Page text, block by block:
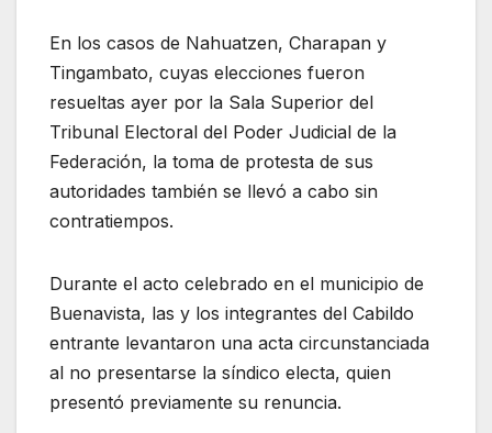
En los casos de Nahuatzen, Charapan y
Tingambato, cuyas elecciones fueron
resueltas ayer por la Sala Superior del
Tribunal Electoral del Poder Judicial de la
Federación, la toma de protesta de sus
autoridades también se llevó a cabo sin
contratiempos.
Durante el acto celebrado en el municipio de
Buenavista, las y los integrantes del Cabildo
entrante levantaron una acta circunstanciada
al no presentarse la síndico electa, quien
presentó previamente su renuncia.